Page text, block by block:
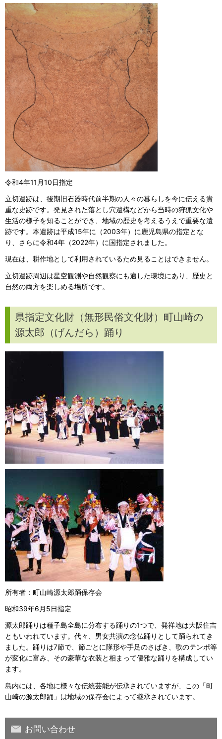
令和4年11月10日指定
立切遺跡は、後期旧石器時代前半期の人々の暮らしを今に伝える貴
重な史跡です。発見された落とし穴遺構などから当時の狩猟文化や
生活の様子を知ることができ、地域の歴史を考えるうえで重要な遺
跡です。本遺跡は平成15年に（2003年）に鹿児島県の指定とな
り、さらに令和4年（2022年）に国指定されました。
現在は、耕作地として利用されているため見ることはできません。
立切遺跡周辺は星空観測や自然観察にも適した環境にあり、歴史と
自然の両方を楽しめる場所です。
県指定文化財（無形民俗文化財）町山崎の
源太郎（げんだら）踊り
所有者：町山崎源太郎踊保存会
昭和39年6月5日指定
源太郎踊りは種子島全島に分布する踊りの1つで、発祥地は大阪住吉
ともいわれています。代々、男女共演の念仏踊りとして踊られてき
ました。踊りは7節で、節ごとに隊形や手足のさばき、歌のテンポ等
が変化に富み、その豪華な衣装と相まって優雅な踊りを構成してい
ます。
島内には、各地に様々な伝統芸能が伝承されていますが、この「町
山崎の源太郎踊」は地域の保存会によって継承されています。
お問い合わせ